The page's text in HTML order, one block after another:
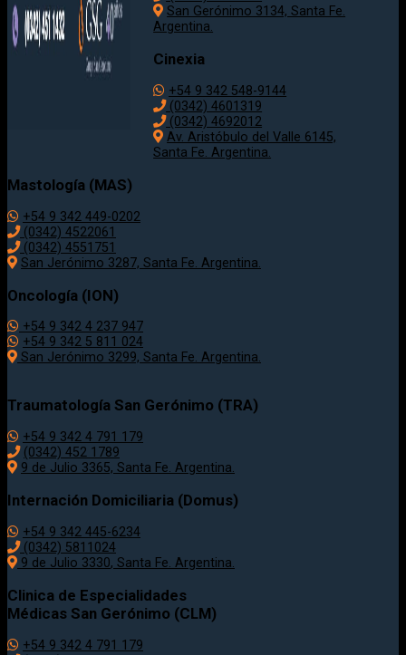
San Gerónimo 3134, Santa Fe.
Argentina.
Cinexia
+54 9 342 548-9144
(0342) 4601319
(0342) 4692012
Av. Aristóbulo del Valle 6145,
Santa Fe. Argentina.
Mastología (MAS)
+54 9 342 449-0202
(0342) 4522061
(0342) 4551751
San Jerónimo 3287, Santa Fe. Argentina.
Oncología (ION)
+54 9 342 4 237 947
+54 9 342 5 811 024
San Jerónimo 3299, Santa Fe. Argentina.
Traumatología San Gerónimo (TRA)
+54 9 342 4 791 179
(0342) 452 1789
9 de Julio 3365, Santa Fe. Argentina.
Internación Domiciliaria (Domus)
+54 9 342 445-6234
(0342) 5811024
9 de Julio 3330, Santa Fe. Argentina.
Clinica de Especialidades
Médicas San Gerónimo (CLM)
+54 9 342 4 791 179